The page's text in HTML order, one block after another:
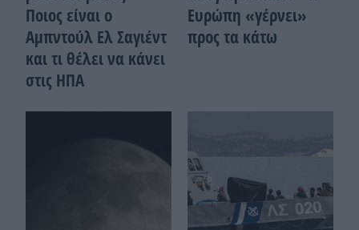
Ποιoς είναι ο
Αμπντούλ Ελ Σαγιέντ
και τι θέλει να κάνει
στις ΗΠΑ
Ευρώπη «γέρνει»
προς τα κάτω